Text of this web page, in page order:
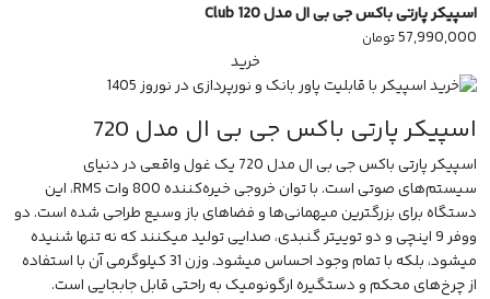
اسپیکر پارتی باکس جی بی ال مدل Club 120
57,990,000تومان
خرید
اسپیکر پارتی باکس جی بی ال مدل 720
اسپیکر پارتی باکس جی بی ال مدل 720
یک غول واقعی در دنیای
سیستم‌های صوتی است. با توان خروجی خیره‌کننده 800 وات RMS، این
دستگاه برای بزرگترین میهمانی‌ها و فضاهای باز وسیع طراحی شده است. دو
ووفر 9 اینچی و دو توییتر گنبدی، صدایی تولید میکنند که نه تنها شنیده
میشود، بلکه با تمام وجود احساس میشود. وزن 31 کیلوگرمی آن با استفاده
از چرخ‌های محکم و دستگیره ارگونومیک به راحتی قابل جابجایی است.